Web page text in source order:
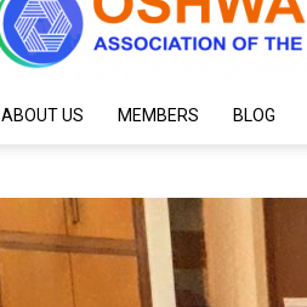
ABOUT US MEMBERS BLOG